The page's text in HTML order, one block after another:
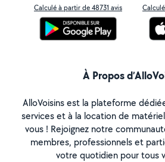
Calculé à partir de 48731 avis
À Propos
AlloVoisins est la plateforme
services et à la location de
vous ! Rejoignez notre
membres, professionnels et
votre quotidien pour tous